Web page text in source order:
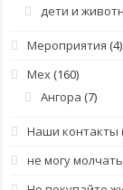
дети и
Мероприятия (4)
Мех(160)
Ангора (7)
Наши контакты
не могу молчать